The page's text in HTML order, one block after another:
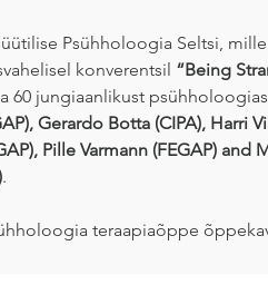
Psühholoogia Seltsi,
konverentsil “Being
60 jungiaanlikust
Gerardo Botta (CIPA), Harri
Pille Varmann (FEGAP) and
.
teraapiaõppe